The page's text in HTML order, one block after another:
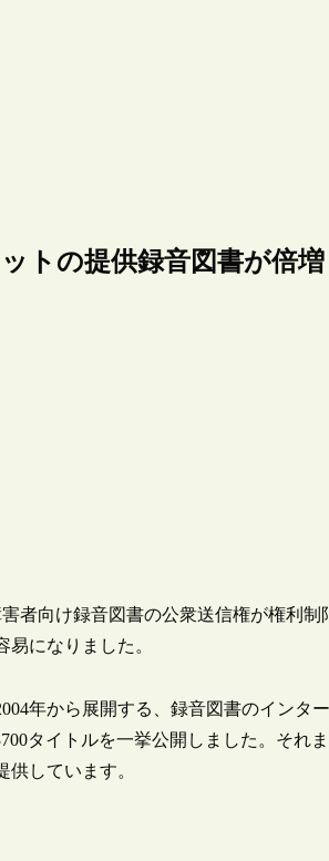
トの提供録音図書が倍増
者向け録音図書の公衆送信権が権利制
になりました。
年から展開する、録音図書のインタ
タイトルを一挙公開しました。それ
しています。